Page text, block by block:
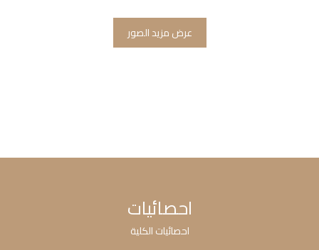
عرض مزيد الصور
احصائيات
احصائيات الكلية